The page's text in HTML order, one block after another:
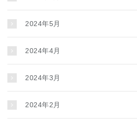
2024年5月
2024年4月
2024年3月
2024年2月